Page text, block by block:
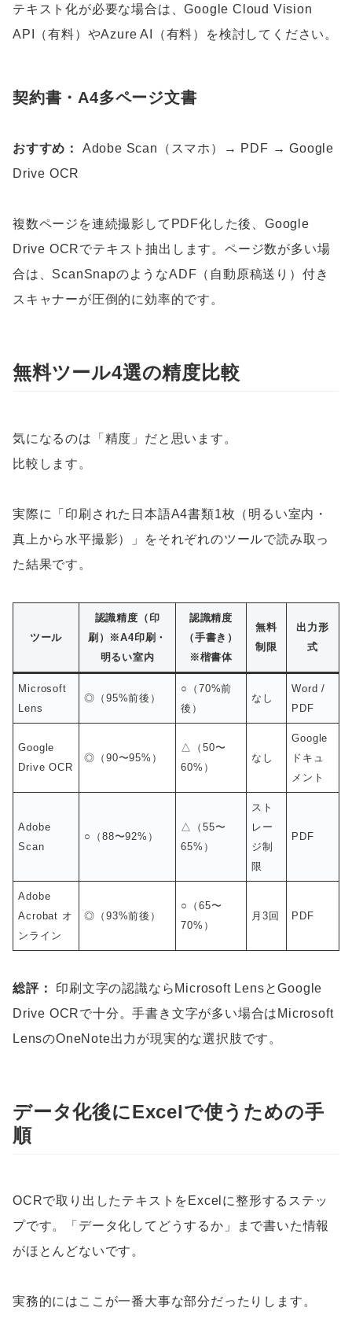
テキスト化が必要な場合は、Google Cloud Vision
API（有料）やAzure AI（有料）を検討してください。
契約書・A4多ページ文書
おすすめ：
Adobe Scan（スマホ）→ PDF → Google
Drive OCR
複数ページを連続撮影してPDF化した後、Google
Drive OCRでテキスト抽出します。ページ数が多い場
合は、ScanSnapのようなADF（自動原稿送り）付き
スキャナーが圧倒的に効率的です。
無料ツール4選の精度比較
気になるのは「精度」だと思います。
比較します。
実際に「印刷された日本語A4書類1枚（明るい室内・
真上から水平撮影）」をそれぞれのツールで読み取っ
た結果です。
ツール
認識精度（印
刷）※A4印刷・
明るい室内
認識精度
（手書き）
※楷書体
無料
制限
出力形
式
Microsoft
Lens
◎（95%前後）
○（70%前
後）
なし
Word /
PDF
Google
Drive OCR
◎（90〜95%）
△（50〜
60%）
なし
Google
ドキュ
メント
Adobe
Scan
○（88〜92%）
△（55〜
65%）
スト
レー
ジ制
限
PDF
Adobe
Acrobat オ
ンライン
◎（93%前後）
○（65〜
70%）
月3回 PDF
総評：
印刷文字の認識ならMicrosoft LensとGoogle
Drive OCRで十分。手書き文字が多い場合はMicrosoft
LensのOneNote出力が現実的な選択肢です。
データ化後にExcelで使うための手
順
OCRで取り出したテキストをExcelに整形するステッ
プです。「データ化してどうするか」まで書いた情報
がほとんどないです。
実務的にはここが一番大事な部分だったりします。